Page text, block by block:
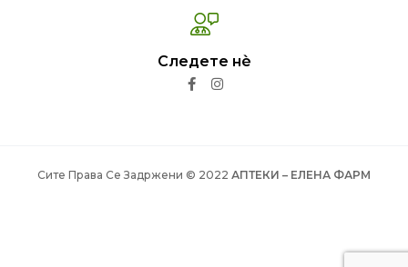
Следете нѐ
Сите Права Се Задржени © 2022 АПТЕКИ – ЕЛЕНА ФАРМ